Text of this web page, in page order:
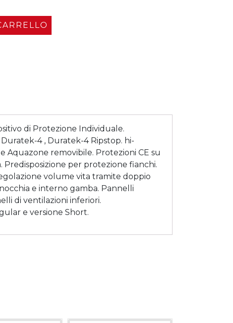
di Protezione Individuale.
Duratek-4 , Duratek-4 Ripstop. hi-
removibile. Protezioni CE su
Predisposizione per protezione fianchi.
volume vita tramite doppio
e interno gamba. Pannelli
di ventilazioni inferiori.
e versione Short.